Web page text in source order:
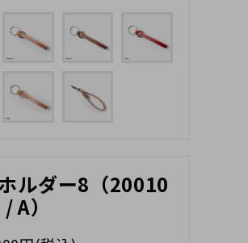
ルダー8（20010
/ A）